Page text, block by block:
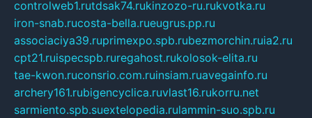
controlweb1.rutdsak74.rukinzozo-ru.rukvotka.ru
iron-snab.rucosta-bella.rueugrus.pp.ru
associaciya39.ruprimexpo.spb.rubezmorchin.ruia2.ru
cpt21.ruispecspb.ruregahost.rukolosok-elita.ru
tae-kwon.ruconsrio.com.ruinsiam.ruavegainfo.ru
archery161.rubigencyclica.ruvlast16.rukorru.net
sarmiento.spb.suextelopedia.rulammin-suo.spb.ru